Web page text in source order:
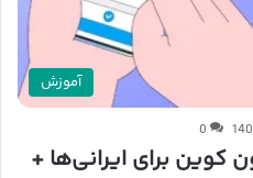
آموزش
0
برای ایرانی‌ها +